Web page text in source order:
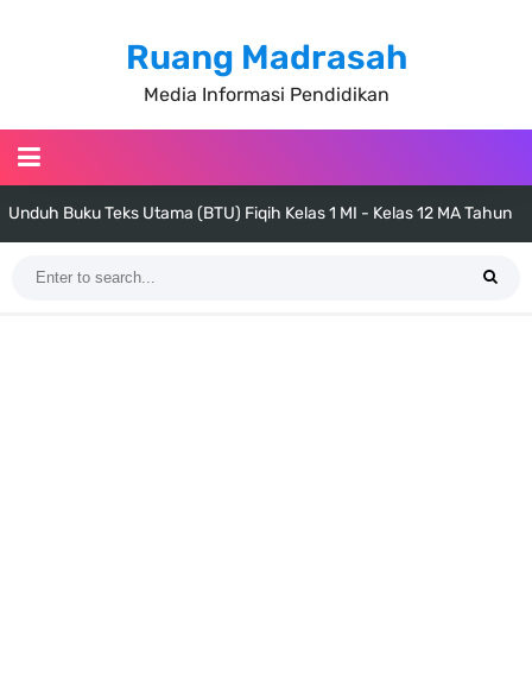
Ruang Madrasah
Media Informasi Pendidikan
Unduh Buku Teks Utama (BTU) Fiqih Kelas 1 MI - Kelas 12 MA Tahun